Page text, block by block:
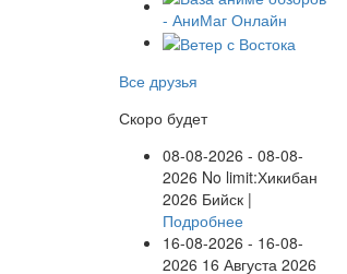
Все друзья
Скоро будет
08-08-2026 - 08-08-
2026 No limit:Хикибан
2026 Бийск |
Подробнее
16-08-2026 - 16-08-
2026 16 Августа 2026